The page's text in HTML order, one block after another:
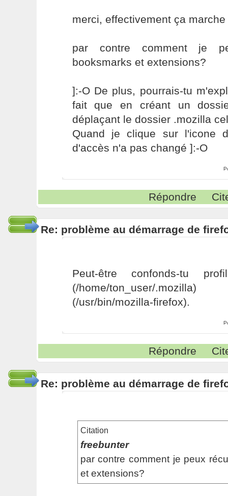
merci, effectivement ça marche
par contre comment je
booksmarks et extensions?
]:-O De plus, pourrais-tu
fait que en créant un
déplaçant le dossier .mozilla
Quand je clique sur l'icone
d'accès n'a pas changé ]:-O
Répondre
Re: problème au démarrage de
Peut-être confonds-tu
(/home/ton_user/
(/usr/bin/mozilla-firefox).
Répondre
Re: problème au démarrage de
Citation
freebunter
par contre comment je peux
et extensions?